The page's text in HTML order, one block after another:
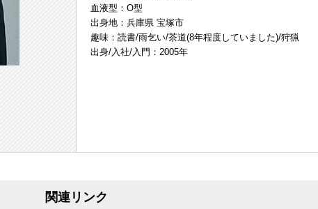
血液型：O型
出身地：兵庫県 宝塚市
趣味：読書/雨乞い/茶道(8年程度していました)/狩猟
出身/入社/入門：2005年
関連リンク